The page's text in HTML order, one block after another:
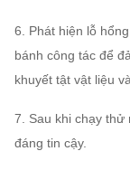
6. Phát hiện lỗ
bánh công tác để
khuyết tật vật liệu
7. Sau khi chạy thử
đáng tin cậy.